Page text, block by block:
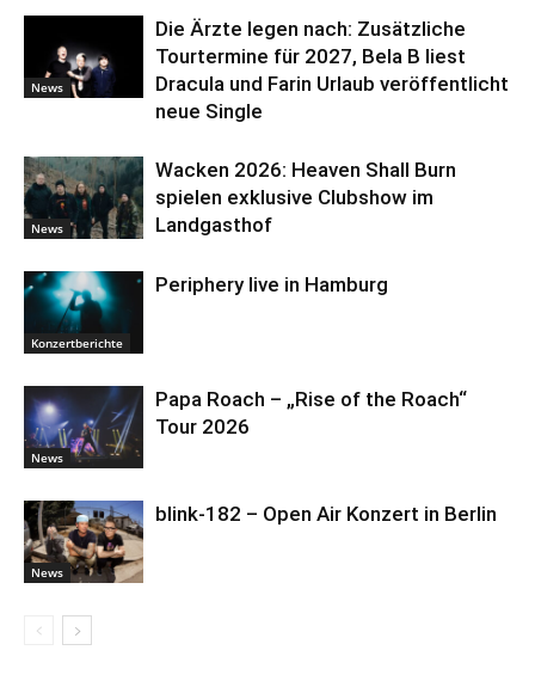
News
Die Ärzte legen nach: Zusätzliche
Tourtermine für 2027, Bela B liest
Dracula und Farin Urlaub veröffentlicht
neue Single
News
Wacken 2026: Heaven Shall Burn
spielen exklusive Clubshow im
Landgasthof
Konzertberichte
Periphery live in Hamburg
News
Papa Roach – „Rise of the Roach“
Tour 2026
News
blink-182 – Open Air Konzert in Berlin